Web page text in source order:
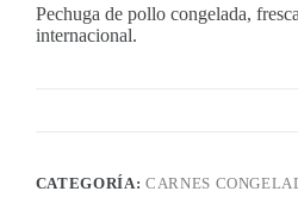
Pechuga de pollo congelada,
internacional.
CATEGORÍA: CARNES